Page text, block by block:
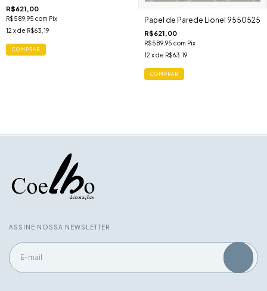
R$621,00
R$589,95 com Pix
12 x de R$63,19
Papel de Parede Lionel 9550525
R$621,00
R$589,95 com Pix
12 x de R$63,19
ASSINE NOSSA NEWSLETTER